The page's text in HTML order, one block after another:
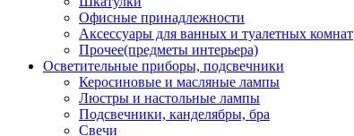
Офисные принадлежности
Аксессуары для ванных и туалетных комнат
Прочее(предметы интерьера)
Осветительные приборы, подсвечники
Керосиновые и масляные лампы
Люстры и настольные лампы
Подсвечники, канделябры, бра
Свечи